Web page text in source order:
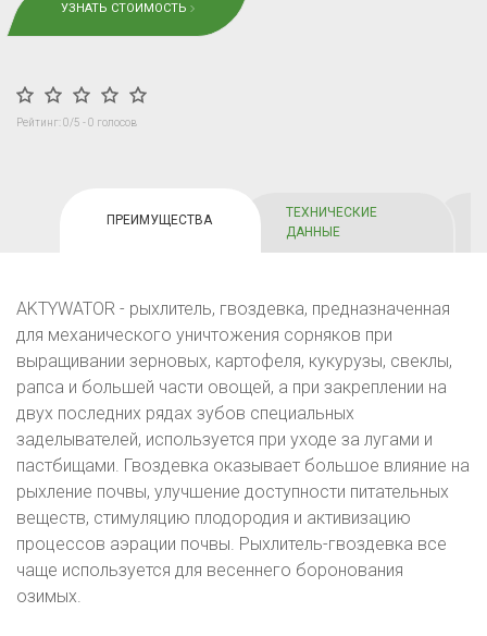
УЗНАТЬ СТОИМОСТЬ
Рейтинг:0/5 -0 голосов
ТЕХНИЧЕСКИЕ
ДАННЫЕ
ПРЕИМУЩЕСТВА
AKTYWATOR - рыхлитель, гвоздевка, предназначенная
для механического уничтожения сорняков при
выращивании зерновых, картофеля, кукурузы, свеклы,
рапса и большей части овощей, а при закреплении на
двух последних рядах зубов специальных
заделывателей, используется при уходе за лугами и
пастбищами. Гвоздевка оказывает большое влияние на
рыхление почвы, улучшение доступности питательных
веществ, стимуляцию плодородия и активизацию
процессов аэрации почвы. Рыхлитель-гвоздевка все
чаще используется для весеннего боронования
озимых.